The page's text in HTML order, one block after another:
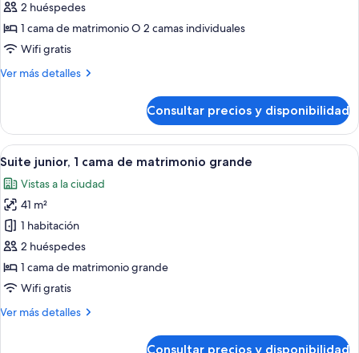
Habitación
superior
con
cama
2
individuales
2 huéspedes
1 cama de matrimonio O 2 camas individuales
Wifi gratis
Ver más detalles
Más
superior
con
1
doble
o
2
individuales
Consultar precios y disponibilidad
Abrir
todas
las
fotos
de
Suite
junior,
1
de
Habitación de hotel con una cama
11
Suite junior, 1 cama de matrimonio grande
Vistas a la ciudad
41 m²
1 habitación
2 huéspedes
1 cama de matrimonio grande
Wifi gratis
Ver más detalles
Más
Consultar precios y disponibilidad